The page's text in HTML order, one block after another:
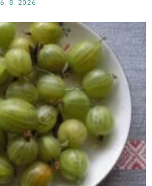
6. 8. 2026